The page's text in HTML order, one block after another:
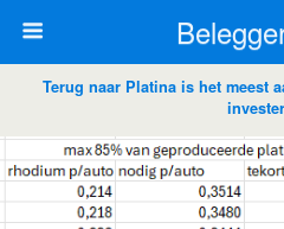
Terug naar Platina is het meest